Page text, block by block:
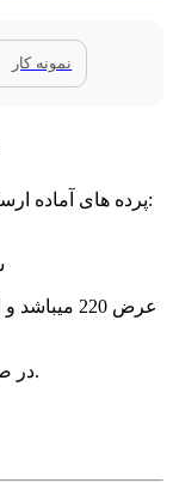
نمونه کار
پرده های آماده ارسال عرض و ارتفاع بصورت زیر تعریف شده اند:
در صورت نیاز به راهنمایی با پشتیبانی تماس بگیرید.